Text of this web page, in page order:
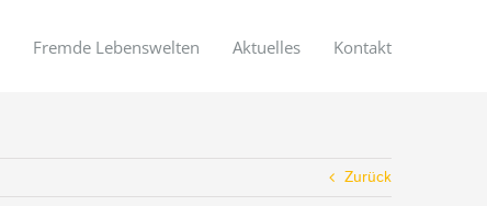
Fremde Lebenswelten Aktuelles Kontakt
Zurück